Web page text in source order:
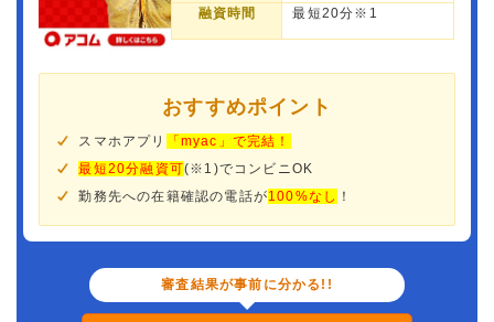
融資時間 最短20分※1
おすすめポイント
スマホアプリ
「myac」で完結！
最短20分融資可(※1)でコンビニOK
勤務先への在籍確認の電話が100%なし ！
審査結果が事前に分かる!!